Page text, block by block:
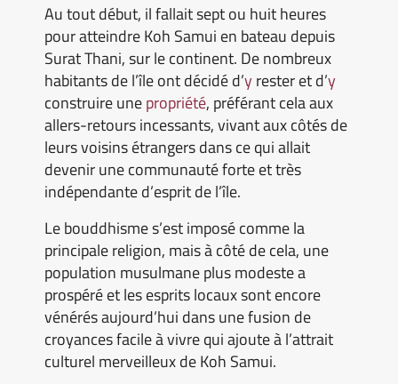
Au tout début, il fallait sept ou huit heures
pour atteindre Koh Samui en bateau depuis
Surat Thani, sur le continent. De nombreux
habitants de l’île ont décidé d’yrester et d’y
construire unepropriété, préférant cela aux
allers-retours incessants, vivant aux côtés de
leurs voisins étrangers dans ce qui allait
devenir une communauté forte et très
indépendante d’esprit de l’île.
Le bouddhisme s’est imposé comme la
principale religion, mais à côté de cela, une
population musulmane plus modeste a
prospéré et les esprits locaux sont encore
vénérés aujourd’hui dans une fusion de
croyances facile à vivre qui ajoute à l’attrait
culturel merveilleux de Koh Samui.